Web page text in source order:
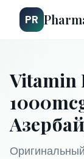
PR
Vitamin